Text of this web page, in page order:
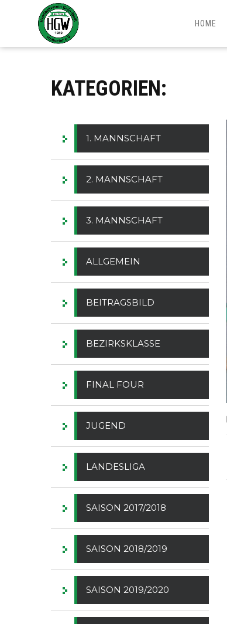
HOME
KATEGORIEN:
1. MANNSCHAFT
2. MANNSCHAFT
3. MANNSCHAFT
ALLGEMEIN
BEITRAGSBILD
BEZIRKSKLASSE
FINAL FOUR
JUGEND
LANDESLIGA
SAISON 2017/2018
SAISON 2018/2019
SAISON 2019/2020